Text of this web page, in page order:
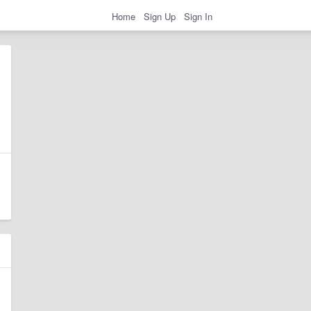
Home Sign Up Sign In